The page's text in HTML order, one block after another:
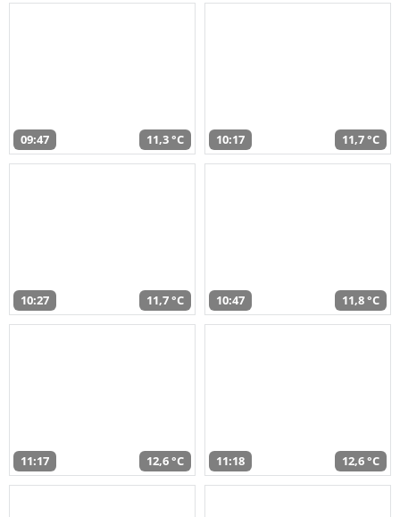
09:47 11,3 °C 10:17 11,7 °C
10:27 11,7 °C 10:47 11,8 °C
11:17 12,6 °C 11:18 12,6 °C